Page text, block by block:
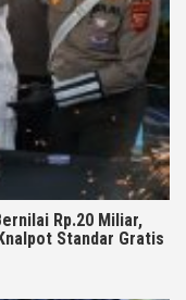
Rp.20 Miliar,
Standar Gratis